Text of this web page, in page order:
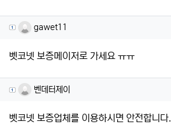
gawet11님의 댓글
gawet11
벳코넷 보증메이저로 가세요 ㅠㅠ
벤데터제이님의 댓글
벤데터제이
벳코넷 보증업체를 이용하시면 안전합니다.